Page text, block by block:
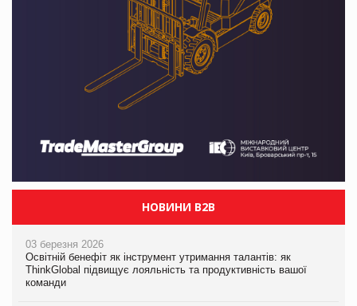
НОВИНИ B2B
03 березня 2026
Освітній бенефіт як інструмент утримання талантів: як
ThinkGlobal підвищує лояльність та продуктивність вашої
команди